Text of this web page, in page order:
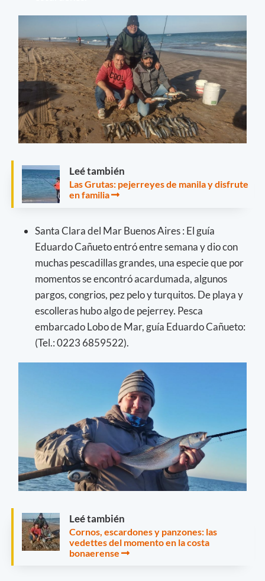
Leé también
Las Grutas: pejerreyes de manila y disfrute
en familia
Santa Clara del Mar Buenos Aires : El guía
Eduardo Cañueto entró entre semana y dio con
muchas pescadillas grandes, una especie que por
momentos se encontró acardumada, algunos
pargos, congrios, pez pelo y turquitos. De playa y
escolleras hubo algo de pejerrey. Pesca
embarcado Lobo de Mar, guía Eduardo Cañueto:
(Tel.: 0223 6859522).
Leé también
Cornos, escardones y panzones: las
vedettes del momento en la costa
bonaerense